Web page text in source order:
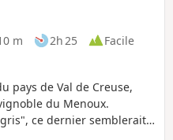
m 2h 25
Facile
pays de Val de Creuse,
du Menoux.
ce dernier semblerait